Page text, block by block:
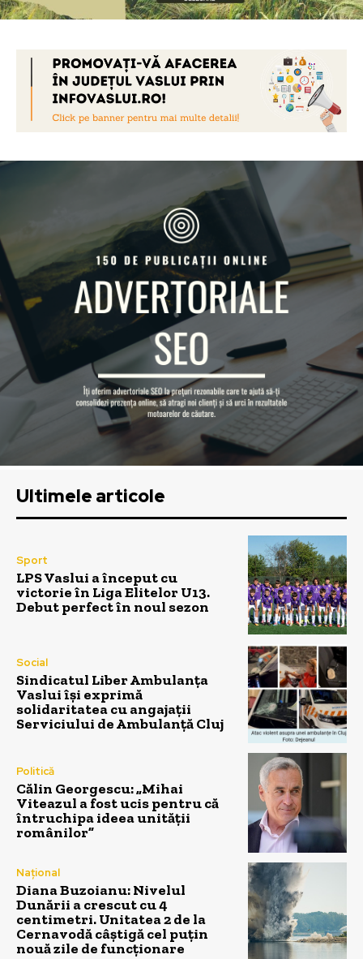
Ultimele articole
Sport
LPS Vaslui a început cu
victorie în Liga Elitelor U13.
Debut perfect în noul sezon
Social
Sindicatul Liber Ambulanța
Vaslui își exprimă
solidaritatea cu angajații
Serviciului de Ambulanță Cluj
Politică
Călin Georgescu: „Mihai
Viteazul a fost ucis pentru că
întruchipa ideea unității
românilor”
Național
Diana Buzoianu: Nivelul
Dunării a crescut cu 4
centimetri. Unitatea 2 de la
Cernavodă câștigă cel puțin
nouă zile de funcționare